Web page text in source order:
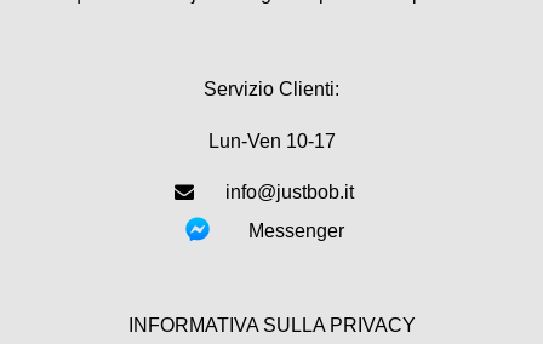
Servizio Clienti:
Lun-Ven 10-17
info@justbob.it
Messenger
INFORMATIVA SULLA PRIVACY